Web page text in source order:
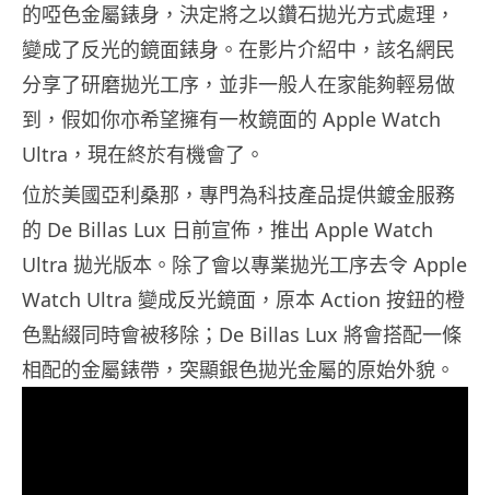
的啞色金屬錶身，決定將之以鑽石拋光方式處理，
變成了反光的鏡面錶身。在影片介紹中，該名網民
分享了研磨拋光工序，並非一般人在家能夠輕易做
到，假如你亦希望擁有一枚鏡面的 Apple Watch
Ultra，現在終於有機會了。
位於美國亞利桑那，專門為科技產品提供鍍金服務
的 De Billas Lux 日前宣佈，推出 Apple Watch
Ultra 拋光版本。除了會以專業拋光工序去令 Apple
Watch Ultra 變成反光鏡面，原本 Action 按鈕的橙
色點綴同時會被移除；De Billas Lux 將會搭配一條
相配的金屬錶帶，突顯銀色拋光金屬的原始外貌。